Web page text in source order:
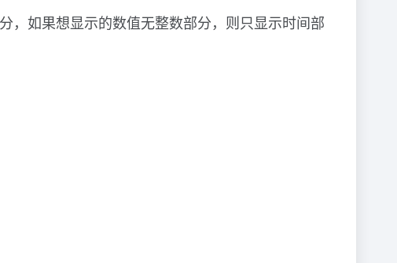
，如果想显示的数值无整数部分，则只显示时间部